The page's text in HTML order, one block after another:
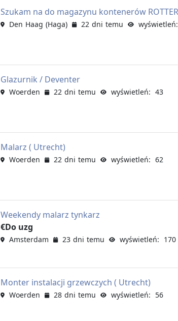
Szukam na do magazynu kontenerów
Den Haag (Haga) 22 dni temu
Glazurnik / Deventer
Woerden 22 dni temu wyświetleń: 43
Malarz ( Utrecht)
Woerden 22 dni temu wyświetleń: 62
Weekendy malarz tynkarz
€Do uzg
Amsterdam 23 dni temu wyświetleń: 170
Monter instalacji grzewczych ( Utrecht)
Woerden 28 dni temu wyświetleń: 56